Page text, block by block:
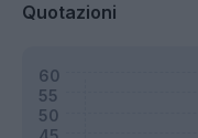
Quotazioni